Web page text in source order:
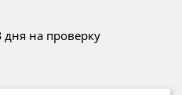
дня на проверку